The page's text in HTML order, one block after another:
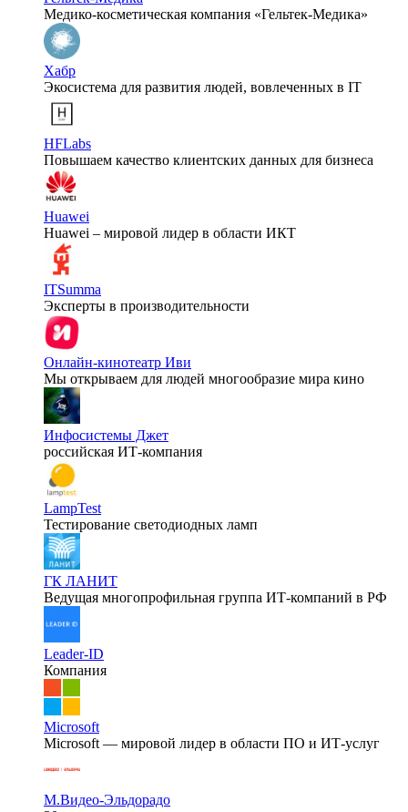
Медико-косметическая компания «Гельтек-Медика»
Хабр
Экосистема для развития людей, вовлеченных в IT
HFLabs
Повышаем качество клиентских данных для бизнеса
Huawei
Huawei – мировой лидер в области ИКТ
ITSumma
Эксперты в производительности
Онлайн-кинотеатр Иви
Мы открываем для людей многообразие мира кино
Инфосистемы Джет
российская ИТ-компания
LampTest
Тестирование светодиодных ламп
ГК ЛАНИТ
Ведущая многопрофильная группа ИТ-компаний в РФ
Leader-ID
Компания
Microsoft
Microsoft — мировой лидер в области ПО и ИТ-услуг
М.Видео-Эльдорадо